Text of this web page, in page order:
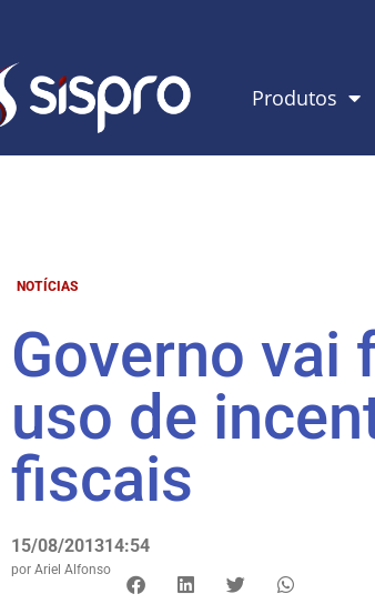
Produtos
NOTÍCIAS
Governo vai
uso de
fiscais
15/08/201314:54
por Ariel Alfonso